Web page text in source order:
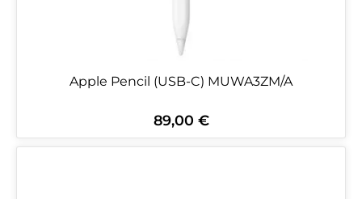
Apple Pencil (USB-C) MUWA3ZM/A
Regulärer Preis:
89,00 €